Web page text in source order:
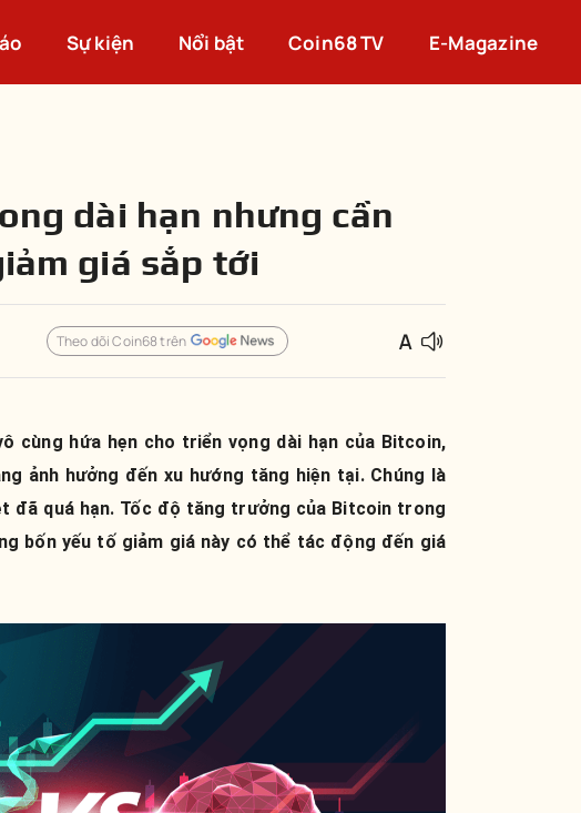
Sự kiện Nổi bật Coin68 TV E-Magazine
dài hạn nhưng cần
giá sắp tới
Theo dõi Coin68 trên
cùng hứa hẹn cho triển vọng dài hạn của Bitcoin,
ảnh hưởng đến xu hướng tăng hiện tại. Chúng là
đã quá hạn. Tốc độ tăng trưởng của Bitcoin trong
bốn yếu tố giảm giá này có thể tác động đến giá